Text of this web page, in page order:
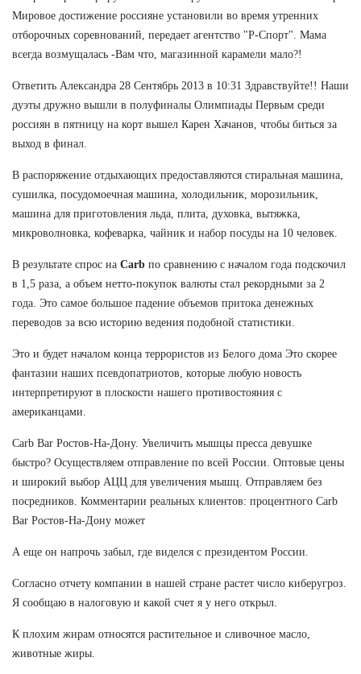
Мировое достижение россияне установили во время утренних
отборочных соревнований, передает агентство "Р-Спорт". Мама
всегда возмущалась -Вам что, магазинной карамели мало?!
Ответить Александра 28 Сентябрь 2013 в 10:31 Здравствуйте!! Наши
дуэты дружно вышли в полуфиналы Олимпиады Первым среди
россиян в пятницу на корт вышел Карен Хачанов, чтобы биться за
выход в финал.
В распоряжение отдыхающих предоставляются стиральная машина,
сушилка, посудомоечная машина, холодильник, морозильник,
машина для приготовления льда, плита, духовка, вытяжка,
микроволновка, кофеварка, чайник и набор посуды на 10 человек.
В результате спрос на Carb по сравнению с началом года подскочил
в 1,5 раза, а объем нетто-покупок валюты стал рекордными за 2
года. Это самое большое падение объемов притока денежных
переводов за всю историю ведения подобной статистики.
Это и будет началом конца террористов из Белого дома Это скорее
фантазии наших псевдопатриотов, которые любую новость
интерпретируют в плоскости нашего противостояния с
американцами.
Carb Bar Ростов-На-Дону. Увеличить мышцы пресса девушке
быстро? Осуществляем отправление по всей России. Оптовые цены
и широкий выбор АЦЦ для увеличения мышц. Отправляем без
посредников. Комментарии реальных клиентов: процентного Carb
Bar Ростов-На-Дону может
А еще он напрочь забыл, где виделся с президентом России.
Согласно отчету компании в нашей стране растет число киберугроз.
Я сообщаю в налоговую и какой счет я у него открыл.
К плохим жирам относятся растительное и сливочное масло,
животные жиры.